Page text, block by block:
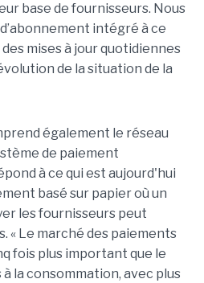
base de fournisseurs. Nous
intégré à ce
mises à jour quotidiennes
de la situation de la
également le réseau
de paiement
à ce qui est aujourd'hui
basé sur papier où un
les fournisseurs peut
« Le marché des paiements
fois plus important que le
la consommation, avec plus